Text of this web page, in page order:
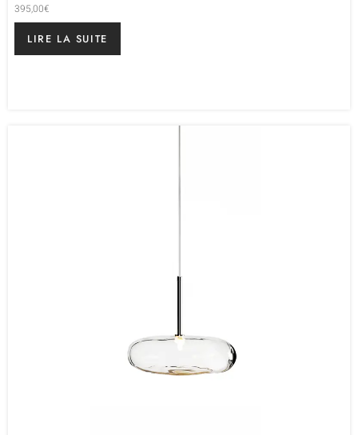
395,00€
LIRE LA SUITE